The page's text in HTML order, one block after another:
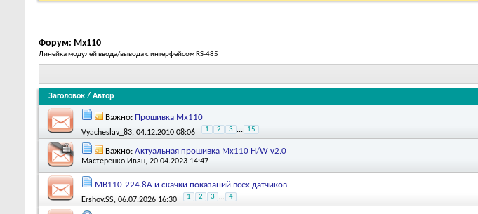
Форум: Мх110
Линейка модулей ввода/вывода с интерфейсом RS-485
Заголовок / Автор
Важно: Прошивка Мх110
Vyacheslav_83, 04.12.2010 08:06 1 2 3 ... 15
Важно: Актуальная прошивка Мх110 H/W v2.0
Мастеренко Иван, 20.04.2023 14:47
МВ110-224.8А и скачки показаний всех датчиков
Ershov.SS, 06.07.2026 16:30 1 2 3 ... 4